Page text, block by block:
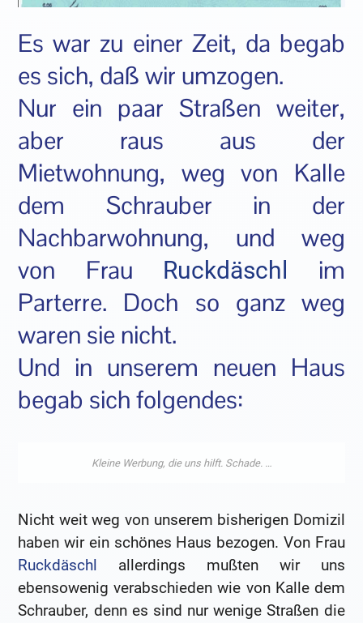
Es war zu einer Zeit, da begab
es sich, daß wir umzogen.
Nur ein paar Straßen weiter,
aber raus aus der
Mietwohnung, weg von Kalle
dem Schrauber in der
Nachbarwohnung, und weg
von Frau
Ruckdäschl
im
Parterre. Doch so ganz weg
waren sie nicht.
Und in unserem neuen Haus
begab sich folgendes:
Nicht weit weg von unserem bisherigen Domizil
haben wir ein schönes Haus bezogen. Von Frau
Ruckdäschl allerdings mußten wir uns
ebensowenig verabschieden wie von Kalle dem
Schrauber, denn es sind nur wenige Straßen die